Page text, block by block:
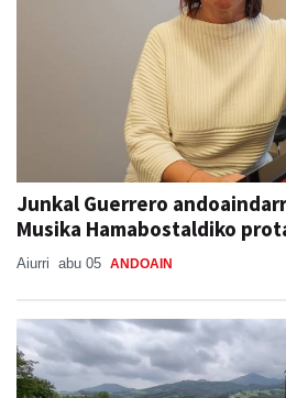
Junkal Guerrero
Musika Hamabostaldiko
Aiurri abu 05 ANDOAIN